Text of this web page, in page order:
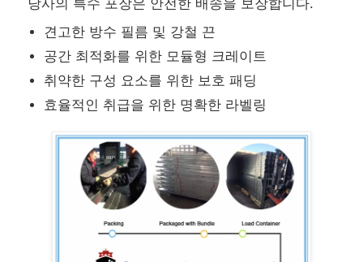
가금류 집
소집
당사의 특수 포장은 안전한 배송을 보장합니다.
견고한 방수 필름 및 강철 끈
공간 최적화를 위한 모듈형 크레이트
취약한 구성 요소를 위한 보호 패딩
효율적인 취급을 위한 명확한 라벨링